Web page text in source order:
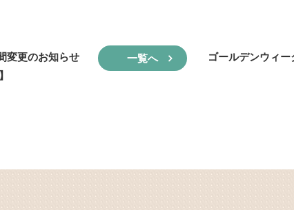
変更のお知らせ
一覧へ ゴールデンウィ